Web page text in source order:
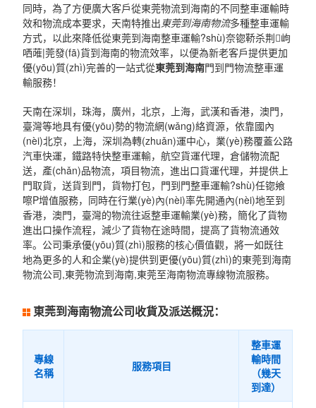
同時，為了方便廣大客戶從東莞物流到海南的不同整車運輸時
效和物流成本要求，天南特推出東莞到海南物流多種整車運輸
方式，以此來降低從東莞到海南整車運輸?shù)奈锪鞒杀荆岣
哂蓶|莞發(fā)貨到海南的物流效率，以便為新老客戶提供更加
優(yōu)質(zhì)完善的一站式從東莞到海南門到門物流整車運
輸服務！
天南在深圳，珠海，廣州，北京，上海，武漢和香港，澳門，
臺灣等地具有優(yōu)勢的物流網(wǎng)絡資源，依靠國內
(nèi)北京，上海，深圳為轉(zhuǎn)運中心，業(yè)務覆蓋公路
汽車快運，鐵路特快整車運輸，航空貨運代理，倉儲物流配
送，產(chǎn)品物流，項目物流，進出口貨運代理，并提供上
門取貨，送貨到門，貨物打包，門到門整車運輸?shù)任锪飨
嚓P增值服務，同時在行業(yè)內(nèi)率先開通內(nèi)地至到
香港，澳門，臺灣的物流往返整車運輸業(yè)務，簡化了貨物
進出口操作流程，減少了貨物在途時間，提高了貨物流通效
率。公司秉承優(yōu)質(zhì)服務的核心價值觀，將一如既往
地為更多的人和企業(yè)提供到更優(yōu)質(zhì)的東莞到海南
物流公司,東莞物流到海南,東莞至海南物流專線物流服務。
東莞到海南物流公司收貨及派送概況：
專線
名稱
服務項目
整車運
輸時間
（幾天
到達）